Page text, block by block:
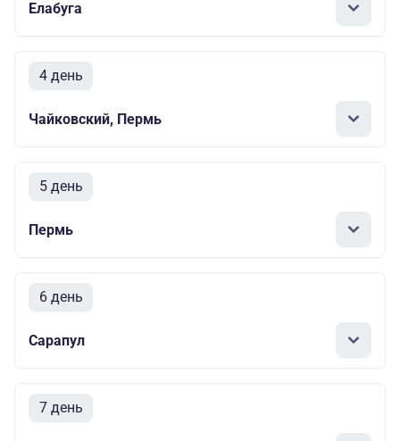
Елабуга
4 день
Чайковский, Пермь
5 день
Пермь
6 день
Сарапул
7 день